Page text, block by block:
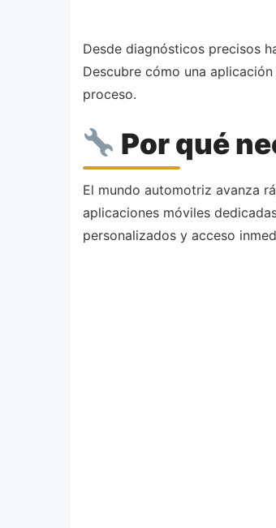
Desde diagnósticos precisos
Descubre cómo una
proceso.
Por qué
El mundo automotriz avanza
aplicaciones móviles
personalizados y acceso